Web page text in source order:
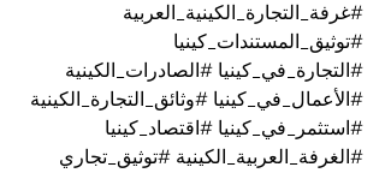
#غرفة_التجارة_الكينية_العربية
#توثيق_المستندات_كينيا
#التجارة_في_كينيا #الصادرات_الكينية
#الأعمال_في_كينيا #وثائق_التجارة_الكينية
#استثمر_في_كينيا #اقتصاد_كينيا
#الغرفة_العربية_الكينية #توثيق_تجاري